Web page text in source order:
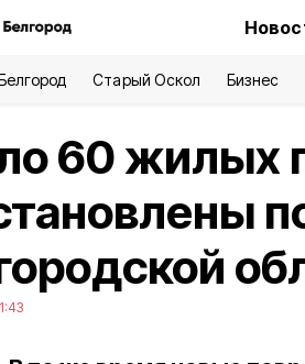
Старый Оскол Бизнес
60 жилых